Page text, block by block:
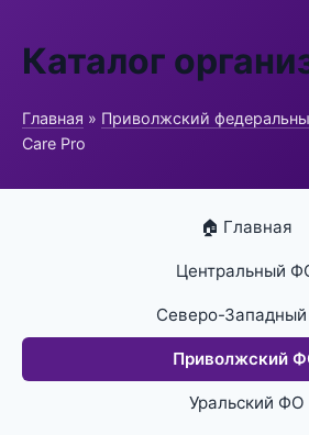
Каталог
Главная » Приволжский
Care Pro
🏠 Главная
Центральный
Северо-
Приволжский
Уральский ФО